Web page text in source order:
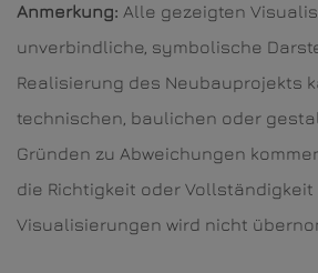
Anmerkung: Alle gezeigten
unverbindliche, symbolische
Realisierung des Neubauprojekts
technischen, baulichen oder
Gründen zu Abweichungen
die Richtigkeit oder Vollständigkeit
Visualisierungen wird nicht